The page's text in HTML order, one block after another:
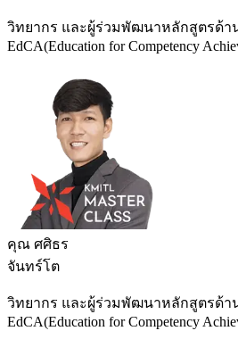
วิทยากร และผู้ร่วมพัฒนาหลักสูตรด้าน
EdCA(Education for Competency
คุณ ศศิธร
จันทร์โต
วิทยากร และผู้ร่วมพัฒนาหลักสูตรด้าน
EdCA(Education for Competency